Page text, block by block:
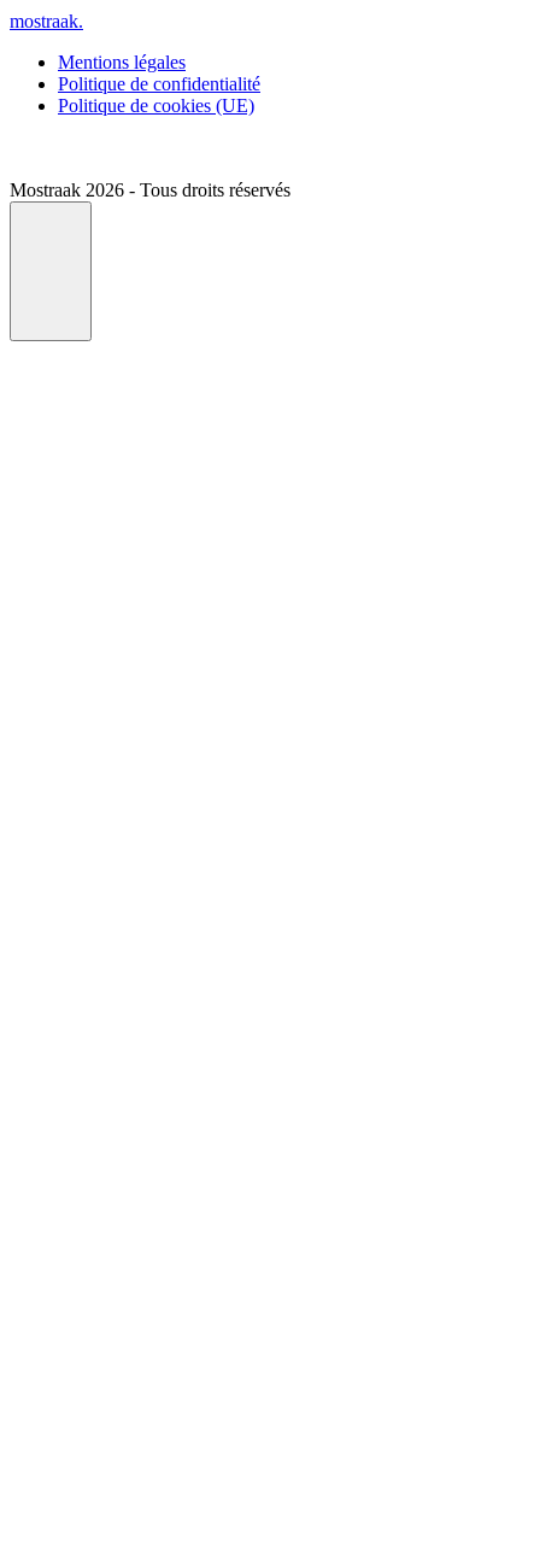
mostraak.
Mentions légales
Politique de confidentialité
Politique de cookies (UE)
Mostraak 2026 - Tous droits réservés